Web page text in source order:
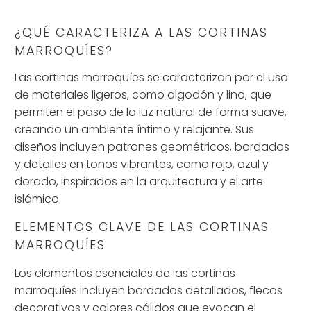
¿QUÉ CARACTERIZA A LAS CORTINAS
MARROQUÍES?
Las cortinas marroquíes se caracterizan por el uso
de materiales ligeros, como algodón y lino, que
permiten el paso de la luz natural de forma suave,
creando un ambiente íntimo y relajante. Sus
diseños incluyen patrones geométricos, bordados
y detalles en tonos vibrantes, como rojo, azul y
dorado, inspirados en la arquitectura y el arte
islámico.
ELEMENTOS CLAVE DE LAS CORTINAS
MARROQUÍES
Los elementos esenciales de las cortinas
marroquíes incluyen bordados detallados, flecos